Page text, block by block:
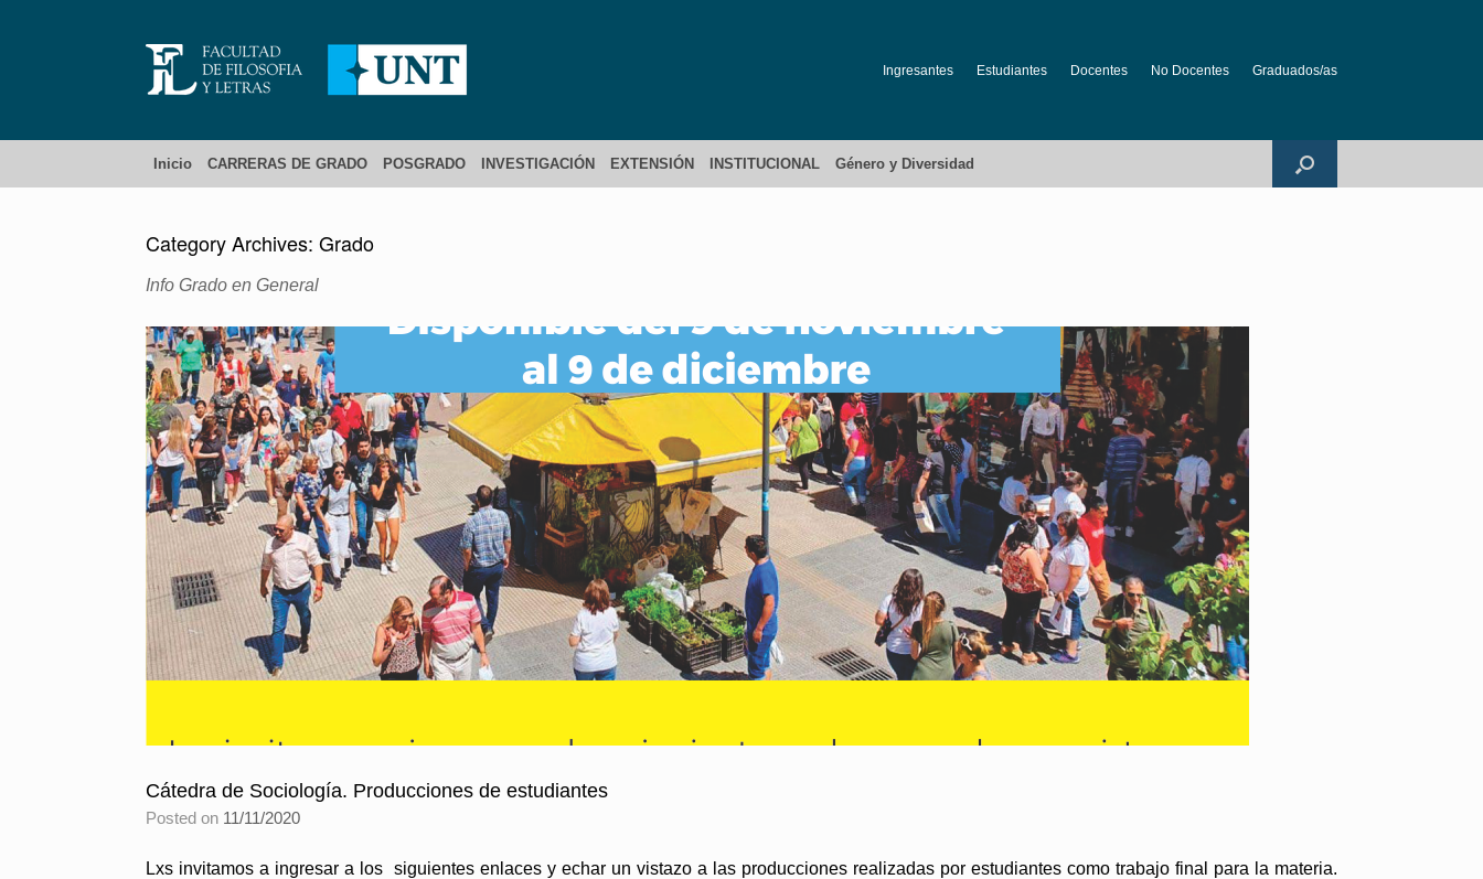
Ingresantes Estudiantes Docentes No Docentes Graduados/as
Inicio CARRERAS DE GRADO POSGRADO INVESTIGACIÓN EXTENSIÓN INSTITUCIONAL Género y Diversidad
Category Archives: Grado
Info Grado en General
Cátedra de Sociología. Producciones de estudiantes
Posted on 11/11/2020
Lxs invitamos a ingresar a los siguientes enlaces y echar un vistazo a las producciones realizadas por estudiantes como trabajo final para la materia.